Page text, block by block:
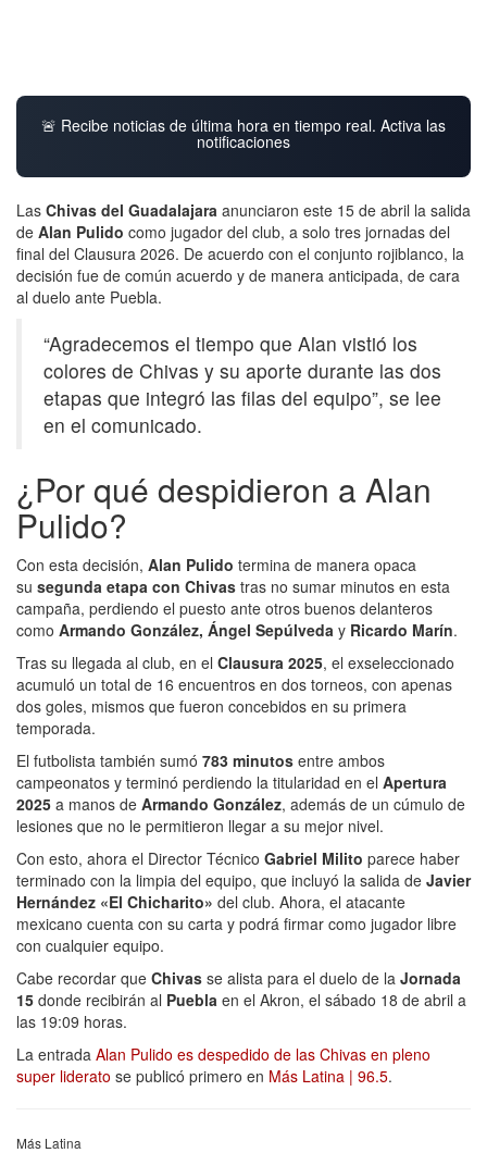
🚨 Recibe noticias de última hora en tiempo real. Activa las
notificaciones
Las Chivas del Guadalajara anunciaron este 15 de abril la salida
de Alan Pulido como jugador del club, a solo tres jornadas del
final del Clausura 2026. De acuerdo con el conjunto rojiblanco, la
decisión fue de común acuerdo y de manera anticipada, de cara
al duelo ante Puebla.
“Agradecemos el tiempo que Alan vistió los
colores de Chivas y su aporte durante las dos
etapas que integró las filas del equipo”, se lee
en el comunicado.
¿Por qué despidieron a Alan
Pulido?
Con esta decisión, Alan Pulido termina de manera opaca
su segunda etapa con Chivas tras no sumar minutos en esta
campaña, perdiendo el puesto ante otros buenos delanteros
como Armando González, Ángel Sepúlveda y Ricardo Marín.
Tras su llegada al club, en el Clausura 2025, el exseleccionado
acumuló un total de 16 encuentros en dos torneos, con apenas
dos goles, mismos que fueron concebidos en su primera
temporada.
El futbolista también sumó 783 minutos entre ambos
campeonatos y terminó perdiendo la titularidad en el Apertura
2025 a manos de Armando González, además de un cúmulo de
lesiones que no le permitieron llegar a su mejor nivel.
Con esto, ahora el Director Técnico Gabriel Milito parece haber
terminado con la limpia del equipo, que incluyó la salida de Javier
Hernández «El Chicharito» del club. Ahora, el atacante
mexicano cuenta con su carta y podrá firmar como jugador libre
con cualquier equipo.
Cabe recordar que Chivas se alista para el duelo de la Jornada
15 donde recibirán al Puebla en el Akron, el sábado 18 de abril a
las 19:09 horas.
La entrada Alan Pulido es despedido de las Chivas en pleno
super liderato se publicó primero en Más Latina | 96.5.
Más Latina